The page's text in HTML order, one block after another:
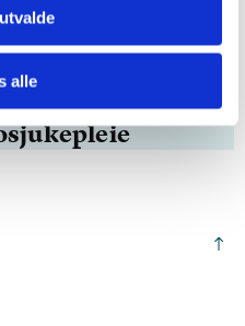
alle
15 sp